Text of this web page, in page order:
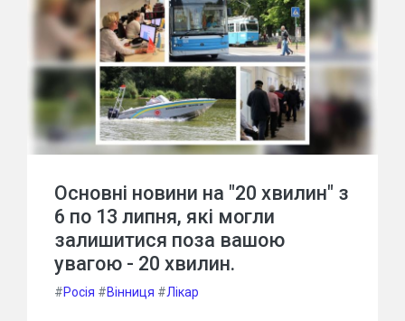
Основні новини на "20 хвилин" з
6 по 13 липня, які могли
залишитися поза вашою
увагою - 20 хвилин.
#Росія #Вінниця #Лікар